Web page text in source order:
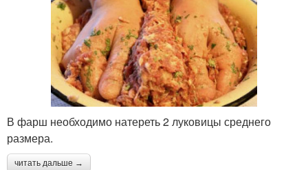
В фарш необходимо натереть 2 луковицы среднего
размера.
читать дальше →